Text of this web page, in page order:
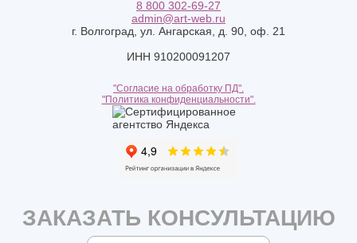
8 800 302-69-27
admin@art-web.ru
г. Волгоград, ул. Ангарская, д. 90, оф. 21
ИНН 910200091207
"Согласие на обработку ПД".
"Политика конфиденциальности".
ЗАКАЗАТЬ КОНСУЛЬТАЦИЮ